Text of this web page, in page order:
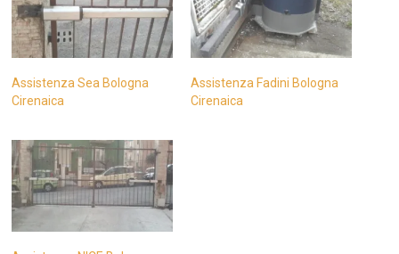
Assistenza Sea Bologna
Cirenaica
Assistenza Fadini Bologna
Cirenaica